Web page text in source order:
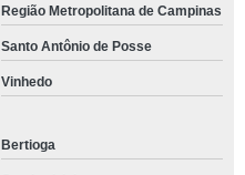
Região Metropolitana de Campinas
Santo Antônio de Posse
Vinhedo
Bertioga